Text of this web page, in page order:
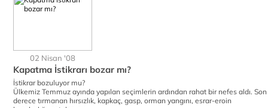
02 Nisan '08
Kapatma İstikrarı bozar mı?
İstikrar bozuluyor mu?
Ülkemiz Temmuz ayında yapılan seçimlerin ardından rahat bir nefes aldı. Son
derece tırmanan hırsızlık, kapkaç, gasp, orman yangını, esrar-eroin